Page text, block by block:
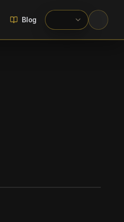
Blog